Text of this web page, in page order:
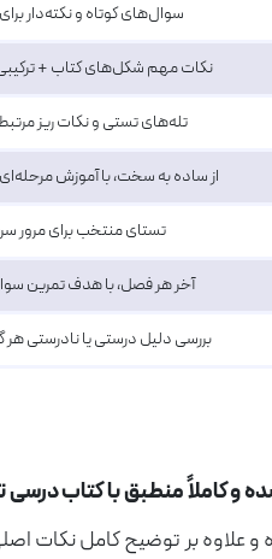
سوال‌های کوتاه و نکته‌دار
نکات مهم شکل‌های کتاب +
تله‌های تستی و نکات ریز
از ساده به سخت، با آموزش
تستای منتخب برای مرور
آخر هر فصل، با هدف تمرین
بررسی دلیل درستی یا نادرستی
منطبق با کتاب درسی
بر توضیح کامل نکات